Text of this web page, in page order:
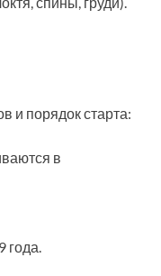
и порядок старта:
в
года.